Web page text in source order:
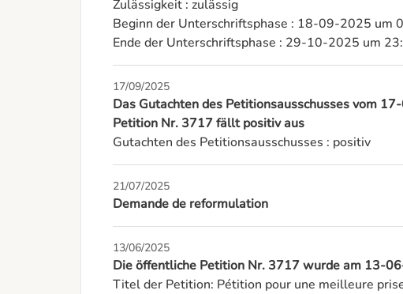
Zulässigkeit : zulässig
Beginn der Unterschriftsphase : 18-09-2025 um
Ende der Unterschriftsphase : 29-10-2025 um
17/09/2025
Das Gutachten des Petitionsausschusses vom
Petition Nr. 3717 fällt positiv aus
Gutachten des Petitionsausschusses : positiv
21/07/2025
Demande de reformulation
13/06/2025
Die öffentliche Petition Nr. 3717 wurde am 13-
Titel der Petition: Pétition pour une meilleure